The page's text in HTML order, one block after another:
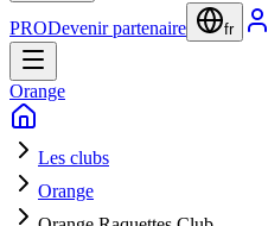
PRODevenir partenaire fr
Orange
Les clubs
Orange